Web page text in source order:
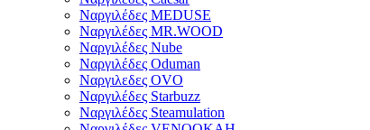
Ναργιλέδες MEDUSE
Ναργιλέδες MR.WOOD
Ναργιλέδες Nube
Ναργιλέδες Oduman
Ναργιλεδες OVO
Ναργιλέδες Starbuzz
Ναργιλέδες Steamulation